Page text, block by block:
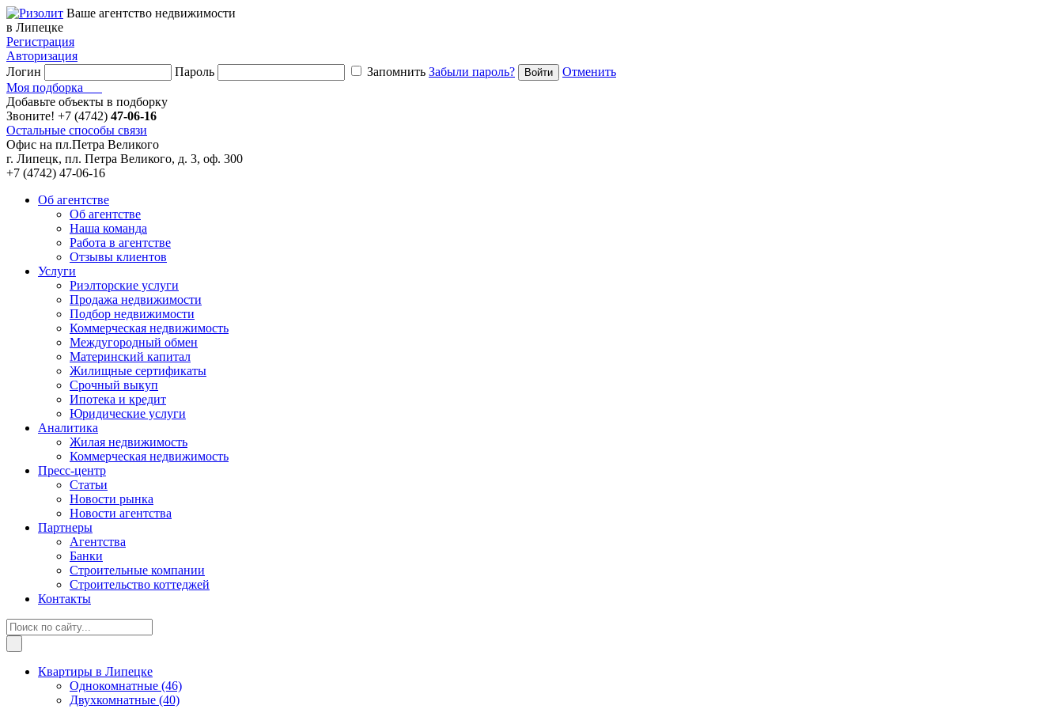
Ваше агентство недвижимости
в Липецке
Регистрация
Авторизация
Логин
Пароль Запомнить Забыли пароль?
Отменить
Моя подборка
Добавьте объекты в подборку
Звоните! +7 (4742) 47-06-16
Остальные способы связи
Офис на пл.Петра Великого
г. Липецк, пл. Петра Великого, д. 3, оф. 300
+7 (4742) 47-06-16
Об агентстве
Об агентстве
Наша команда
Работа в агентстве
Отзывы клиентов
Услуги
Риэлторские услуги
Продажа недвижимости
Подбор недвижимости
Коммерческая недвижимость
Междугородный обмен
Материнский капитал
Жилищные сертификаты
Срочный выкуп
Ипотека и кредит
Юридические услуги
Аналитика
Жилая недвижимость
Коммерческая недвижимость
Пресс-центр
Статьи
Новости рынка
Новости агентства
Партнеры
Агентства
Банки
Строительные компании
Строительство коттеджей
Контакты
Квартиры в Липецке
Однокомнатные (46)
Двухкомнатные (40)